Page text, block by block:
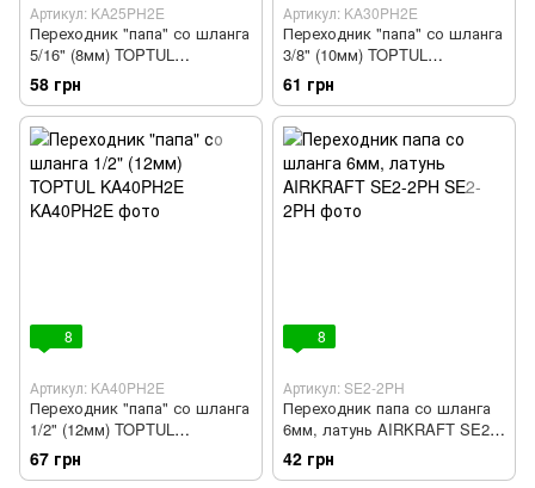
Артикул: KA25PH2E
Переходник "папа" со шланга
5/16" (8мм) TOPTUL
KA25PH2E
58 грн
Артикул: KA30PH2E
Переходник "папа" со шланга
3/8" (10мм) TOPTUL
KA30PH2E
61 грн
8
Артикул: KA40PH2E
Переходник "папа" со шланга
1/2" (12мм) TOPTUL
KA40PH2E
67 грн
8
Артикул: SE2-2PH
Переходник папа со шланга
6мм, латунь AIRKRAFT SE2-
2PH
42 грн